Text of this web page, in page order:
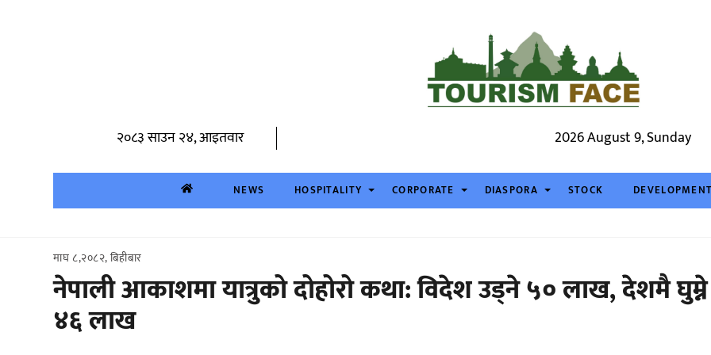
२०८३ साउन २४, आइतवार 2026 August 9, Sunday
NEWS HOSPITALITY CORPORATE DIASPORA STOCK DEVELOPMENT
माघ ८,२०८२, बिहीबार
नेपाली आकाशमा यात्रुको दोहोरो कथा: विदेश उड्ने ५० लाख, देशमै घुम्ने
४६ लाख